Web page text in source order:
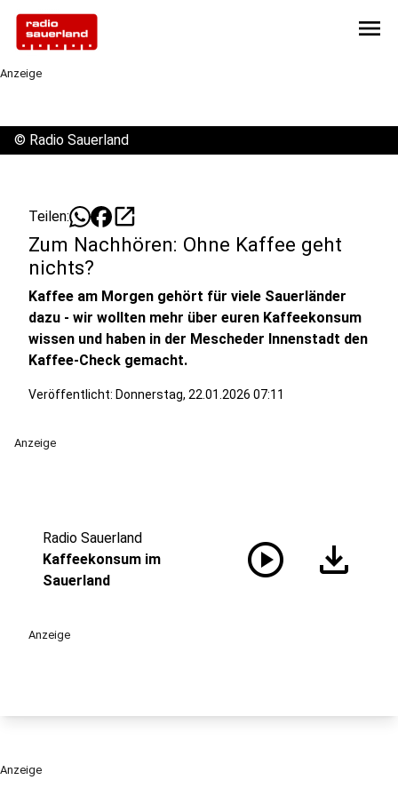
menu
Anzeige
© Radio Sauerland
Teilen: open_in_new
Zum Nachhören: Ohne Kaffee geht
nichts?
Kaffee am Morgen gehört für viele Sauerländer
dazu - wir wollten mehr über euren Kaffeekonsum
wissen und haben in der Mescheder Innenstadt den
Kaffee-Check gemacht.
Veröffentlicht: Donnerstag, 22.01.2026 07:11
Anzeige
Radio Sauerland
Kaffeekonsum im
Sauerland
play_circle download
Anzeige
Anzeige